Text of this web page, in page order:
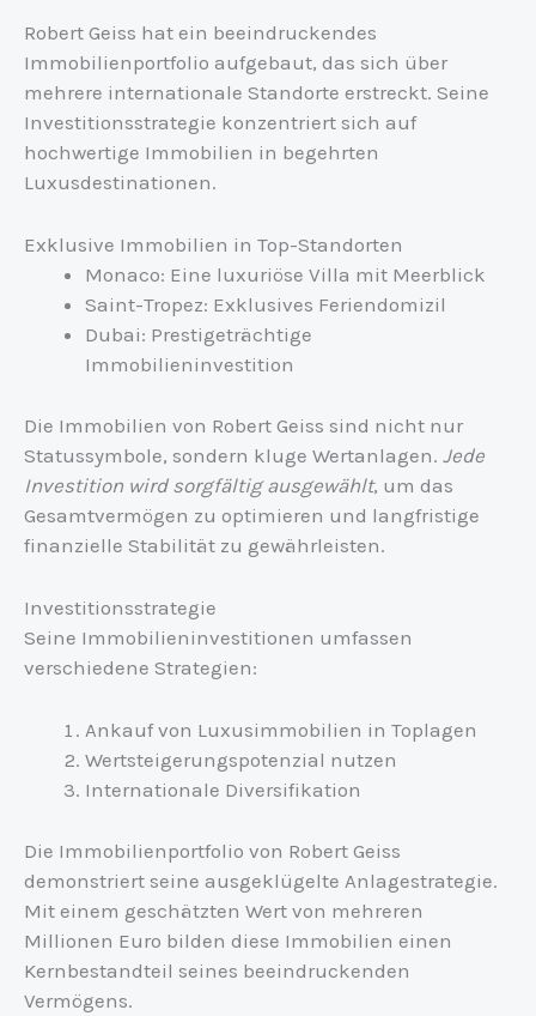
Robert Geiss hat ein beeindruckendes
Immobilienportfolio aufgebaut, das sich über
mehrere internationale Standorte erstreckt. Seine
Investitionsstrategie konzentriert sich auf
hochwertige Immobilien in begehrten
Luxusdestinationen.
Exklusive Immobilien in Top-Standorten
Monaco: Eine luxuriöse Villa mit Meerblick
Saint-Tropez: Exklusives Feriendomizil
Dubai: Prestigeträchtige
Immobilieninvestition
Die Immobilien von Robert Geiss sind nicht nur
Statussymbole, sondern kluge Wertanlagen. Jede
Investition wird sorgfältig ausgewählt, um das
Gesamtvermögen zu optimieren und langfristige
finanzielle Stabilität zu gewährleisten.
Investitionsstrategie
Seine Immobilieninvestitionen umfassen
verschiedene Strategien:
Ankauf von Luxusimmobilien in Toplagen
Wertsteigerungspotenzial nutzen
Internationale Diversifikation
Die Immobilienportfolio von Robert Geiss
demonstriert seine ausgeklügelte Anlagestrategie.
Mit einem geschätzten Wert von mehreren
Millionen Euro bilden diese Immobilien einen
Kernbestandteil seines beeindruckenden
Vermögens.